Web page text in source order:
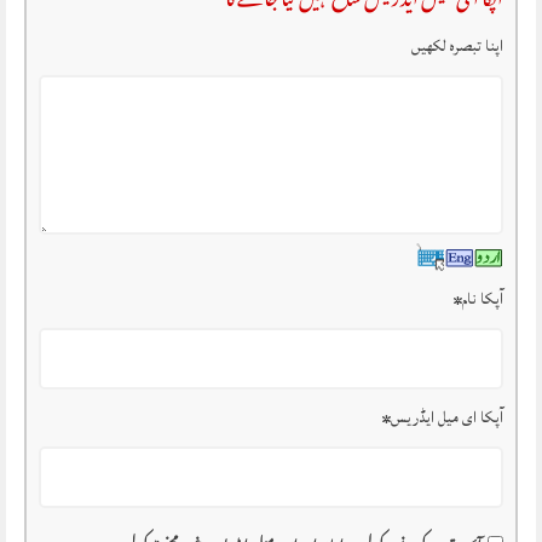
اپنا تبصرہ لکھیں
آپکا نام*
آپکا ای میل ایڈریس*